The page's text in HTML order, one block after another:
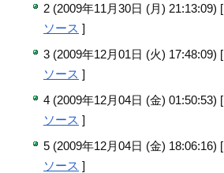
2 (2009年11月30日 (月) 21:13:09) [
ソース ]
3 (2009年12月01日 (火) 17:48:09) [
ソース ]
4 (2009年12月04日 (金) 01:50:53) [
ソース ]
5 (2009年12月04日 (金) 18:06:16) [
ソース ]